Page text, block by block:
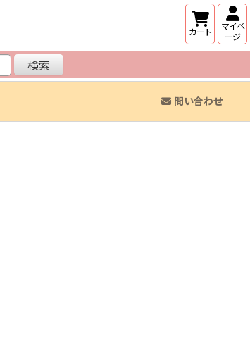
カート
マイペ
ージ
検索
問い合わせ